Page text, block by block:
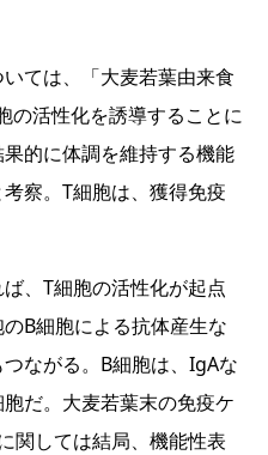
ては、「大麦若葉由来食
の活性化を誘導することに
的に体調を維持する機能
察。T細胞は、獲得免疫
、T細胞の活性化が起点
B細胞による抗体産生な
ながる。B細胞は、IgAな
だ。大麦若葉末の免疫ケ
関しては結局、機能性表